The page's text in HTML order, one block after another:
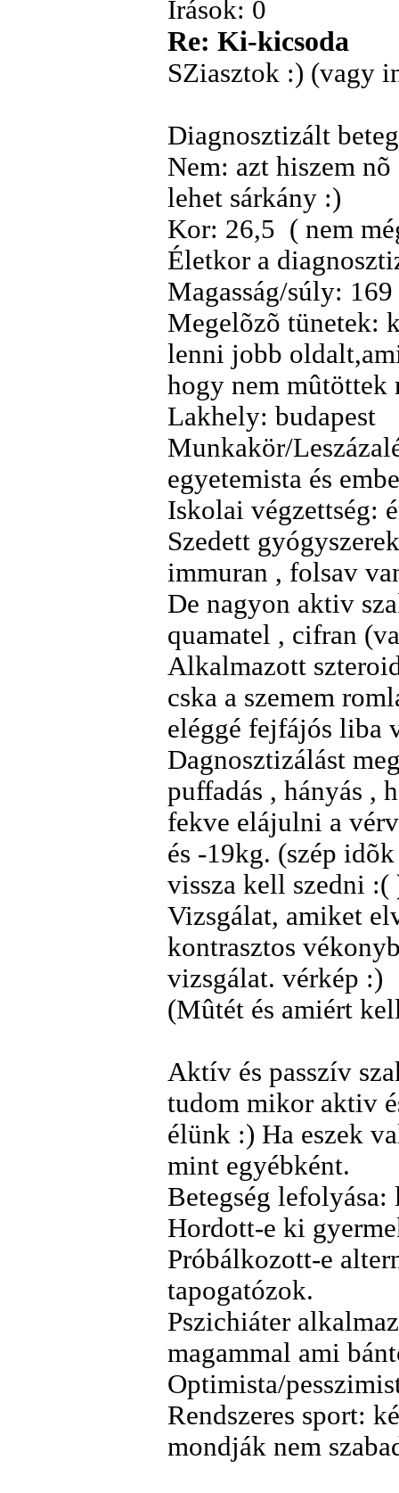
Írások: 0
Re: Ki-kicsoda
SZiasztok :) (vagy
Diagnosztizált
Nem: azt hiszem
lehet sárkány :)
Kor: 26,5 ( nem
Életkor a
Magasság/súly:
Megelõzõ tünetek:
lenni jobb
hogy nem mûtöttek
Lakhely: budapest
Munkakör/
egyetemista és
Iskolai végzettség:
Szedett
immuran , folsav
De nagyon aktiv
quamatel , cifran
Alkalmazott
cska a szemem
eléggé fejfájós liba
Dagnosztizálást
puffadás , hányás ,
fekve elájulni a
és -19kg. (szép
vissza kell szedni :(
Vizsgálat, amiket
kontrasztos
vizsgálat. vérkép :)
(Mûtét és amiért
Aktív és passzív
tudom mikor aktiv
élünk :) Ha eszek
mint egyébként.
Betegség lefolyása:
Hordott-e ki
Próbálkozott-e
tapogatózok.
Pszichiáter
magammal ami
Optimista/
Rendszeres sport:
mondják nem